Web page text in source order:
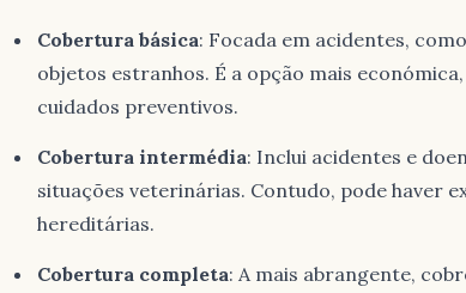
Cobertura básica: Focada em acidentes,
objetos estranhos. É a opção mais
cuidados preventivos.
Cobertura intermédia: Inclui acidentes e
situações veterinárias. Contudo, pode haver
hereditárias.
Cobertura completa: A mais abrangente,